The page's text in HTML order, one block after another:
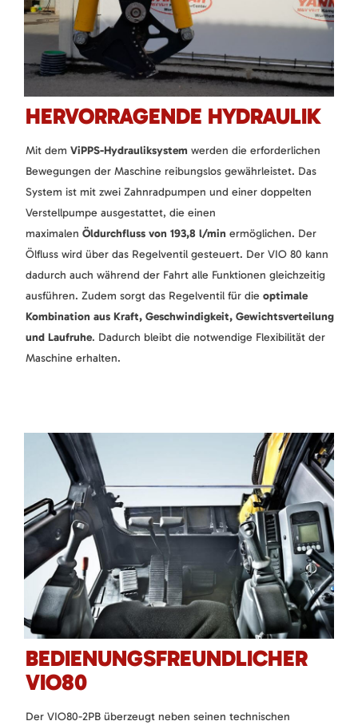
HERVORRAGENDE HYDRAULIK
Mit dem ViPPS-Hydrauliksystem werden die erforderlichen
Bewegungen der Maschine reibungslos gewährleistet. Das
System ist mit zwei Zahnradpumpen und einer doppelten
Verstellpumpe ausgestattet, die einen
maximalen Öldurchfluss von 193,8 l/min ermöglichen. Der
Ölfluss wird über das Regelventil gesteuert. Der VIO 80 kann
dadurch auch während der Fahrt alle Funktionen gleichzeitig
ausführen. Zudem sorgt das Regelventil für die optimale
Kombination aus Kraft, Geschwindigkeit, Gewichtsverteilung
und Laufruhe. Dadurch bleibt die notwendige Flexibilität der
Maschine erhalten.
BEDIENUNGSFREUNDLICHER
VIO80
Der VIO80-2PB überzeugt neben seinen technischen